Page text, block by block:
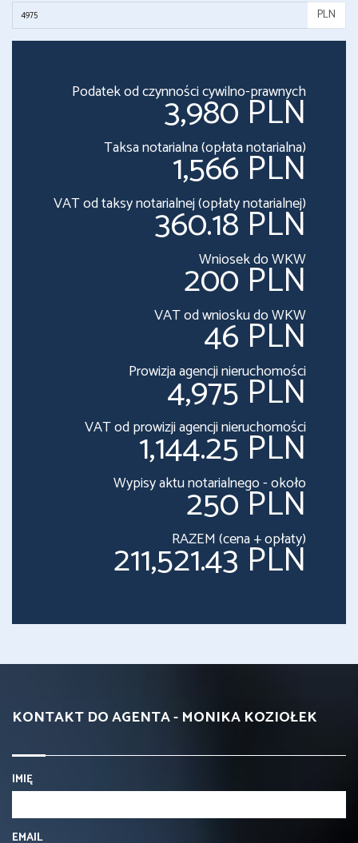
PLN
Podatek od czynności cywilno-prawnych
3,980 PLN
Taksa notarialna (opłata notarialna)
1,566 PLN
VAT od taksy notarialnej (opłaty notarialnej)
360.18 PLN
Wniosek do WKW
200 PLN
VAT od wniosku do WKW
46 PLN
Prowizja agencji nieruchomości
4,975 PLN
VAT od prowizji agencji nieruchomości
1,144.25 PLN
Wypisy aktu notarialnego - około
250 PLN
RAZEM (cena + opłaty)
211,521.43 PLN
KONTAKT DO AGENTA - MONIKA KOZIOŁEK
IMIĘ
EMAIL